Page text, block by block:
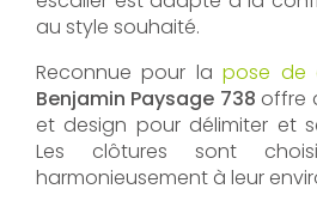
au style souhaité.
Reconnue pour lapose de
Benjamin Paysage 738 offre
et design pour délimiter et
Les clôtures sont
harmonieusement à leur